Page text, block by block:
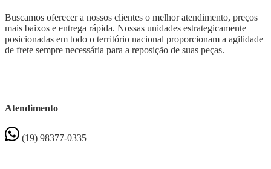
Buscamos oferecer a nossos clientes o melhor atendimento, preços
mais baixos e entrega rápida. Nossas unidades estrategicamente
posicionadas em todo o território nacional proporcionam a agilidade
de frete sempre necessária para a reposição de suas peças.
Atendimento
(19) 98377-0335